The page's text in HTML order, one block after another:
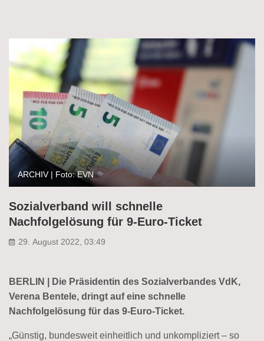
ARCHIV | Foto: EVN
Sozialverband will schnelle
Nachfolgelösung für 9-Euro-Ticket
29. August 2022, 03:49
BERLIN | Die Präsidentin des Sozialverbandes VdK,
Verena Bentele, dringt auf eine schnelle
Nachfolgelösung für das 9-Euro-Ticket.
„Günstig, bundesweit einheitlich und unkompliziert – so